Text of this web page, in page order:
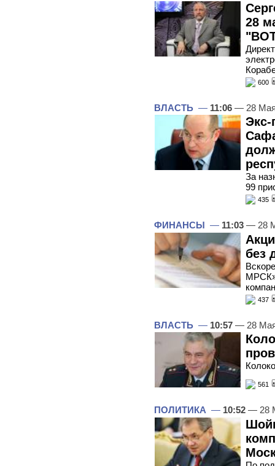
28
600
ВЛАСТЬ — 11:06 — 28
Экс-
За
99
435
ФИНАНСЫ — 11:03 — 28
без
МРСК»
437
ВЛАСТЬ — 10:57 — 28
561
ПОЛИТИКА — 10:52 — 28